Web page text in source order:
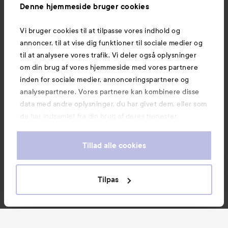
Denne hjemmeside bruger cookies
Vi bruger cookies til at tilpasse vores indhold og
annoncer, til at vise dig funktioner til sociale medier og
til at analysere vores trafik. Vi deler også oplysninger
om din brug af vores hjemmeside med vores partnere
inden for sociale medier, annonceringspartnere og
analysepartnere. Vores partnere kan kombinere disse
data med andre oplysninger, du har givet dem, eller som
de har indsamlet fra din brug af deres tjenester.
Tillad alle cookies
Tilpas
Mere at udforske
E-handel af Avensia